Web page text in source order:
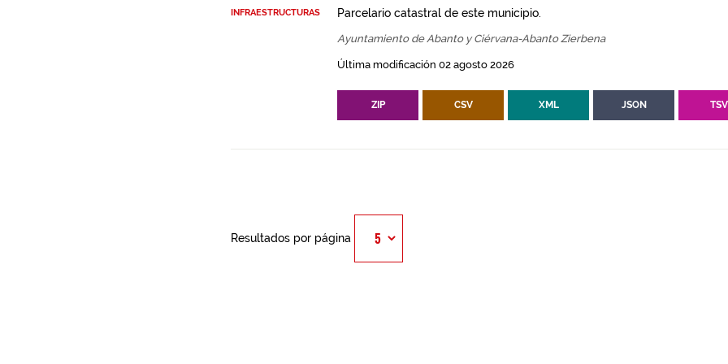
INFRAESTRUCTURAS
Parcelario catastral de este municipio.
Ayuntamiento de Abanto y Ciérvana-Abanto Zierbena
Última modificación 02 agosto 2026
ZIP CSV XML JSON TSV
Resultados por página